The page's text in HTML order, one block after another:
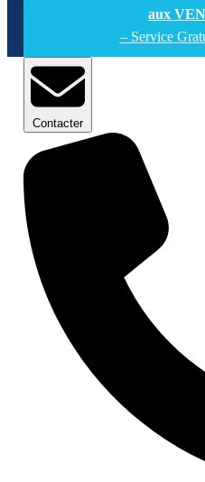
aux
– Service
Contacter